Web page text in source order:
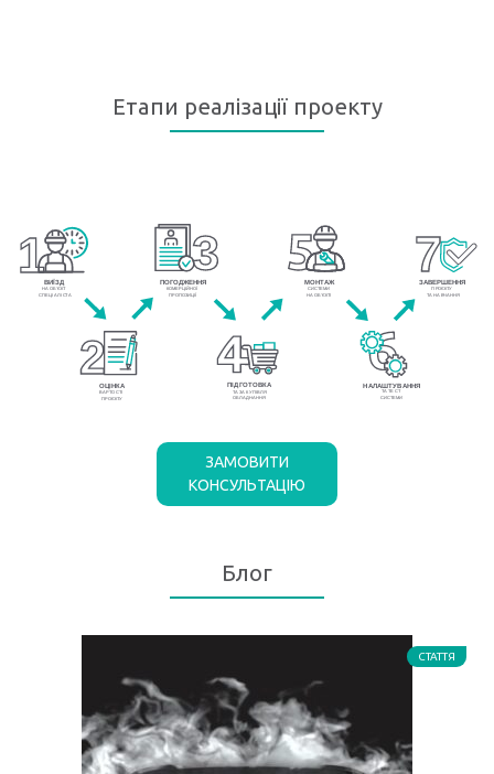
Етапи реалізації проекту
ЗАМОВИТИ
КОНСУЛЬТАЦІЮ
Блог
СТАТТЯ